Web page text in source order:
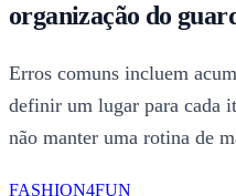
organização do
Erros comuns incluem
definir um lugar para cada
não manter uma rotina de
FASHION4FUN